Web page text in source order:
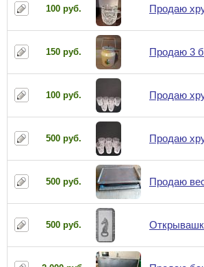
100 руб. Продаю
150 руб. Продаю 3
100 руб. Продаю
500 руб. Продаю
500 руб. Продаю
500 руб.